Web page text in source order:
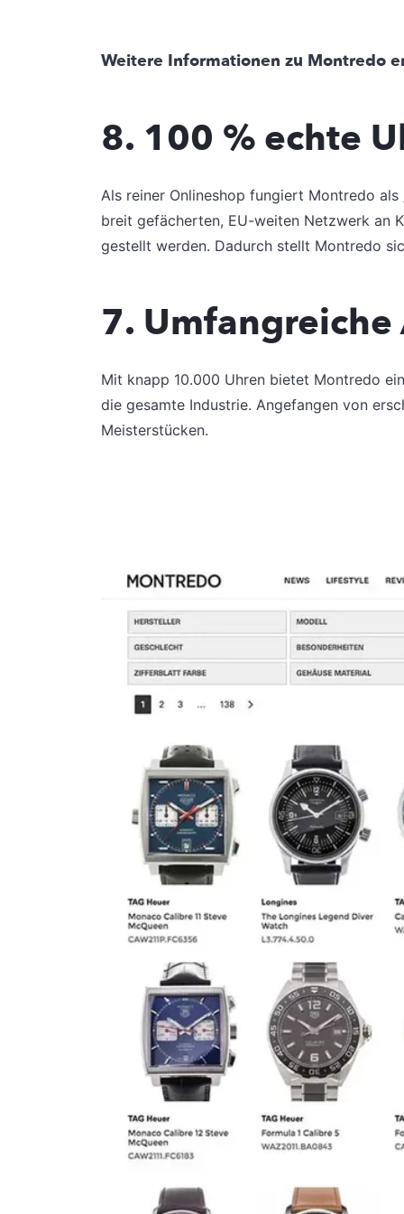
Weitere Informationen zu Montredo
8. 100 % echte
Als reiner Onlineshop fungiert Montredo
breit gefächerten, EU-weiten Netzwerk an
gestellt werden. Dadurch stellt Montredo
7.
Mit knapp 10.000 Uhren bietet Montredo
die gesamte Industrie. Angefangen von
Meisterstücken.